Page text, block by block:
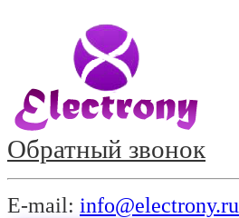
Обратный звонок
E-mail: info@electrony.ru